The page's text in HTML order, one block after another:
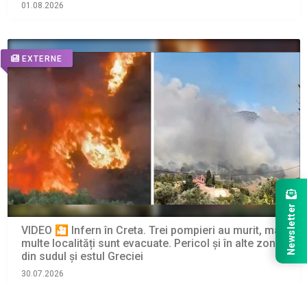
01.08.2026
EXTERNE
VIDEO 🎦 Infern în Creta. Trei pompieri au murit, mai
multe localități sunt evacuate. Pericol și în alte zone
din sudul și estul Greciei
30.07.2026
Newsletter